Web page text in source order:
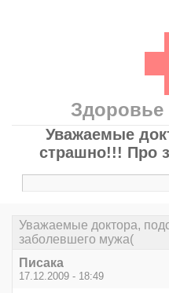
Уважаемые
страшно!!! Про
Уважаемые доктора,
заболевшего мужа(
Писака
17.12.2009 - 18:49